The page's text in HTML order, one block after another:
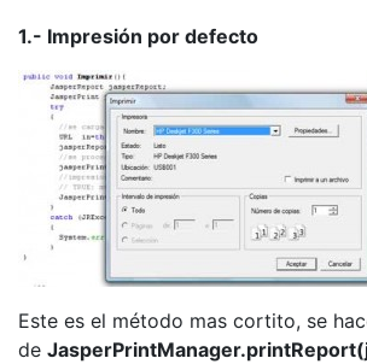
1.- Impresión por defecto
Este es el método mas cortito, se
de